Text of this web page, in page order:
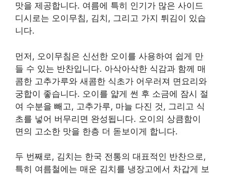
맛을 제공합니다. 여름에 특히 인기가 많은 사이드
디시로는 오이무침, 김치, 그리고 가지 튀김이 있습
니다.
먼저, 오이무침은 신선한 오이를 사용하여 쉽게 만
들 수 있는 반찬입니다. 아삭아삭한 식감과 함께 매
콤한 고추가루와 새콤한 식초가 어우러져 면요리와
궁합이 좋습니다. 오이를 얇게 썬 후 소금에 잠시 절
여 수분을 빼고, 고추가루, 마늘 다진 것, 그리고 식
초를 넣어 버무리면 완성됩니다. 오이의 상큼함이
면의 고소한 맛을 한층 더 돋보이게 합니다.
두 번째로, 김치는 한국 전통의 대표적인 반찬으로,
특히 여름철에는 매운 김치를 냉장고에서 차갑게 보